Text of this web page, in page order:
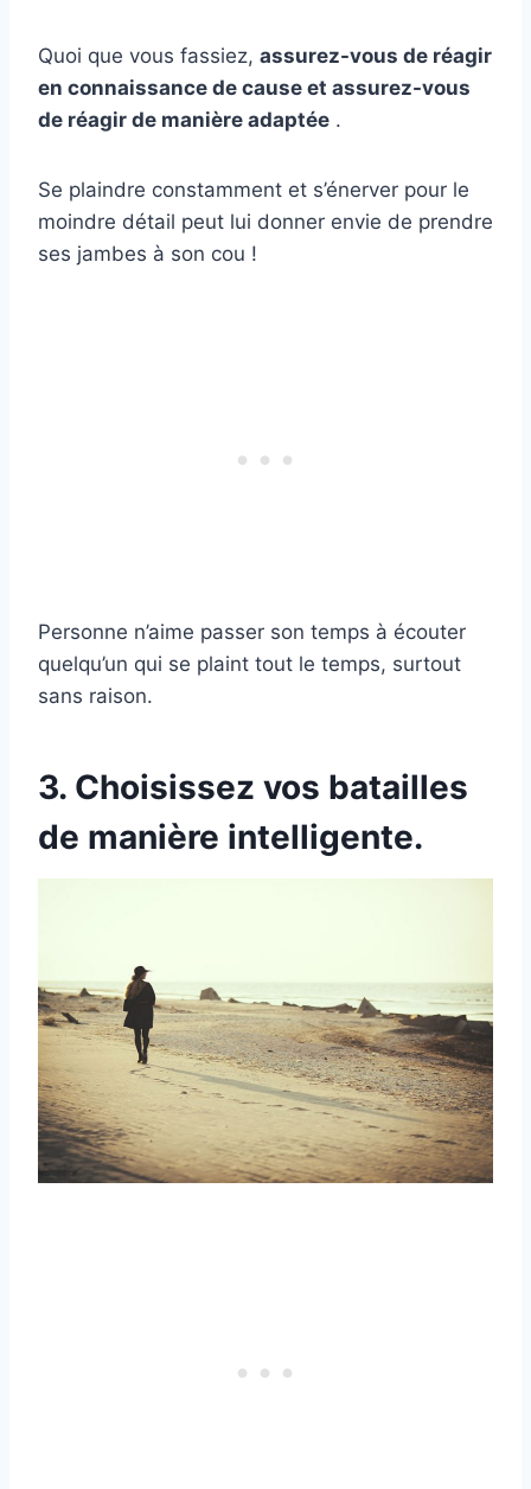
Quoi que vous fassiez, assurez-vous de réagir
en connaissance de cause et assurez-vous
de réagir de manière adaptée .
Se plaindre constamment et s’énerver pour le
moindre détail peut lui donner envie de prendre
ses jambes à son cou !
Personne n’aime passer son temps à écouter
quelqu’un qui se plaint tout le temps, surtout
sans raison.
3. Choisissez vos batailles
de manière intelligente.